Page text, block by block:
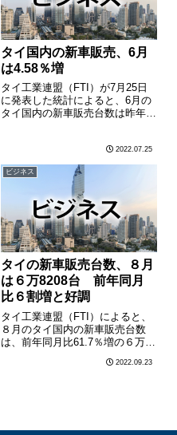
タイ国内の新車販売、6月
は4.58％増
タイ工業連盟（FTI）が7月25日
に発表した統計によると、6月の
タイ国内の新車販売台数は昨年同
光業の回復が寄与し6カ月連続の
増加となったが、伸び率は先月の
15.71％から縮小………
2022.07.25
ビジネス
タイの新車販売台数、８月
は６万8208台 前年同月
比６割増と好調
タイ工業連盟（FTI）によると、
８月のタイ国内の新車販売台数
は、前年同月比61.7％増の６万
年同期比19.6％増の55万9537台
2022.09.23